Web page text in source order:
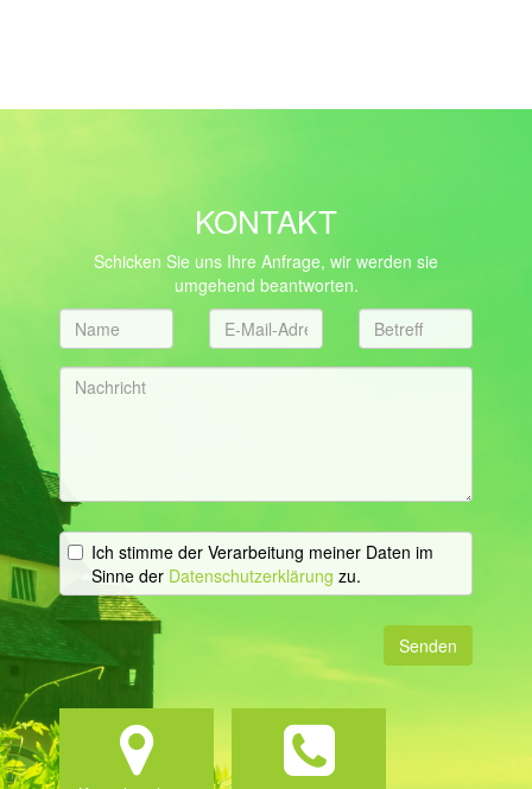
KONTAKT
Schicken Sie uns Ihre Anfrage, wir werden sie
umgehend beantworten.
Ich stimme der Verarbeitung meiner Daten im
Sinne der Datenschutzerklärung zu.
Senden